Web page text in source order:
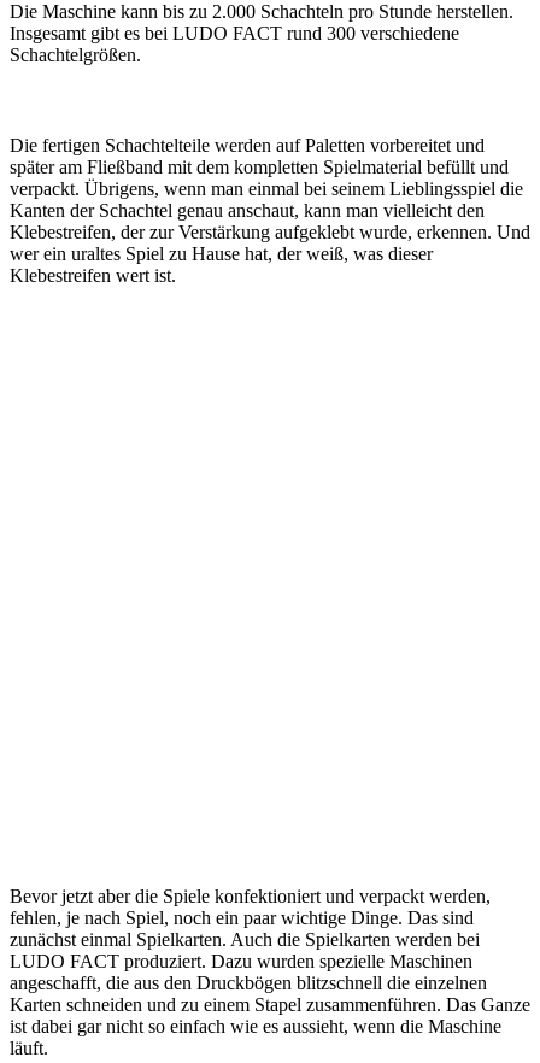
Die Maschine kann bis zu 2.000 Schachteln pro Stunde herstellen.
Insgesamt gibt es bei LUDO FACT rund 300 verschiedene
Schachtelgrößen.
Die fertigen Schachtelteile werden auf Paletten vorbereitet und
später am Fließband mit dem kompletten Spielmaterial befüllt und
verpackt. Übrigens, wenn man einmal bei seinem Lieblingsspiel die
Kanten der Schachtel genau anschaut, kann man vielleicht den
Klebestreifen, der zur Verstärkung aufgeklebt wurde, erkennen. Und
wer ein uraltes Spiel zu Hause hat, der weiß, was dieser
Klebestreifen wert ist.
Bevor jetzt aber die Spiele konfektioniert und verpackt werden,
fehlen, je nach Spiel, noch ein paar wichtige Dinge. Das sind
zunächst einmal Spielkarten. Auch die Spielkarten werden bei
LUDO FACT produziert. Dazu wurden spezielle Maschinen
angeschafft, die aus den Druckbögen blitzschnell die einzelnen
Karten schneiden und zu einem Stapel zusammenführen. Das Ganze
ist dabei gar nicht so einfach wie es aussieht, wenn die Maschine
läuft.